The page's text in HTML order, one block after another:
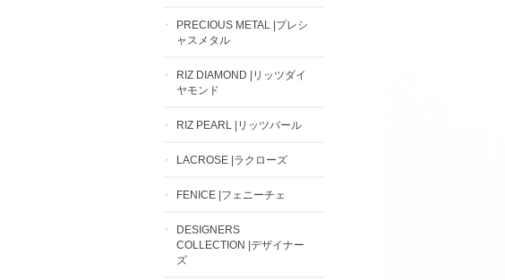
PRECIOUS METAL |プレシ
ャスメタル
RIZ DIAMOND |リッツダイ
ヤモンド
RIZ PEARL |リッツパール
LACROSE |ラクローズ
FENICE |フェニーチェ
DESIGNERS
COLLECTION |デザイナー
ズ